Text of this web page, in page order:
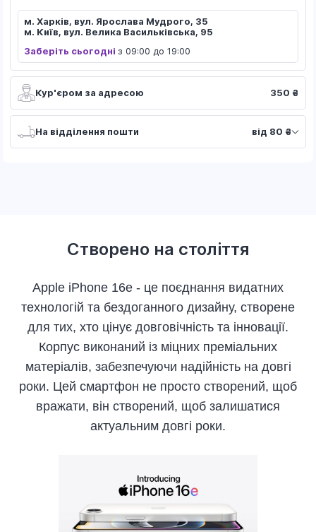
м. Харків, вул. Ярослава Мудрого, 35
м. Київ, вул. Велика Васильківська, 95
Заберіть сьогодні з 09:00 до 19:00
Кур'єром за адресою 350 ₴
На відділення пошти від 80 ₴
Створено на століття
Apple iPhone 16e - це поєднання видатних
технологій та бездоганного дизайну, створене
для тих, хто цінує довговічність та інновації.
Корпус виконаний із міцних преміальних
матеріалів, забезпечуючи надійність на довгі
роки. Цей смартфон не просто створений, щоб
вражати, він створений, щоб залишатися
актуальним довгі роки.